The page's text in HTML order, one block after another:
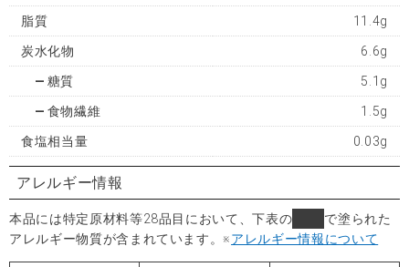
脂質 11.4g
炭水化物 6.6g
糖質 5.1g
食物繊維 1.5g
食塩相当量 0.03g
アレルギー情報
本品には特定原材料等28品目において、下表の
で塗られた
アレルギー物質が含まれています。※アレルギー情報について